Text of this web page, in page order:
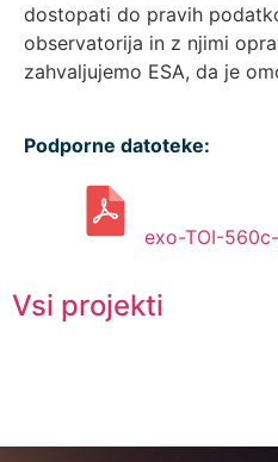
dostopati do pravih
observatorija in z njimi
zahvaljujemo ESA, da je
Podporne datoteke:
exo-TOI-
Vsi projekti